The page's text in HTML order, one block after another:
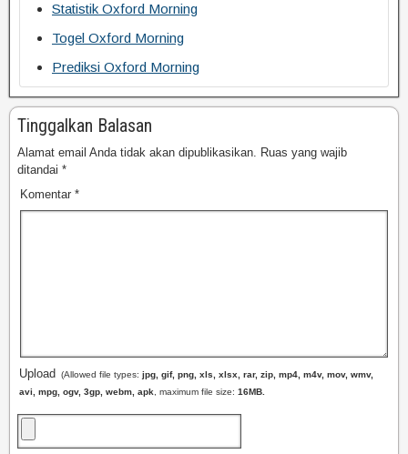
Statistik Oxford Morning
Togel Oxford Morning
Prediksi Oxford Morning
Tinggalkan Balasan
Alamat email Anda tidak akan dipublikasikan. Ruas yang wajib
ditandai *
Komentar *
Upload (Allowed file types: jpg, gif, png, xls, xlsx, rar, zip, mp4, m4v, mov, wmv,
avi, mpg, ogv, 3gp, webm, apk , maximum file size: 16MB.